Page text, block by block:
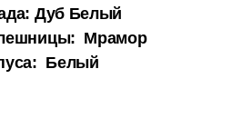
Дуб Белый
Мрамор
Белый